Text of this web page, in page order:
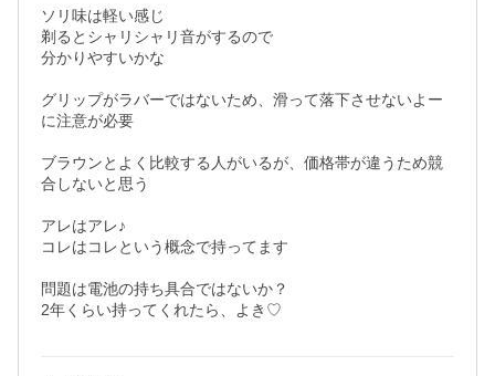
ソリ味は軽い感じ
剃るとシャリシャリ音がするので
分かりやすいかな
グリップがラバーではないため、滑って落下させないよー
に注意が必要
ブラウンとよく比較する人がいるが、価格帯が違うため競
合しないと思う
アレはアレ♪
コレはコレという概念で持ってます
問題は電池の持ち具合ではないか？
2年くらい持ってくれたら、よき♡